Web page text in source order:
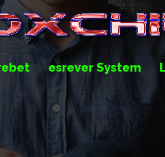
esrever System